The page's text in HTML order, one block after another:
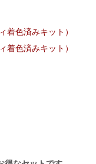
着色済みキット）
着色済みキット）